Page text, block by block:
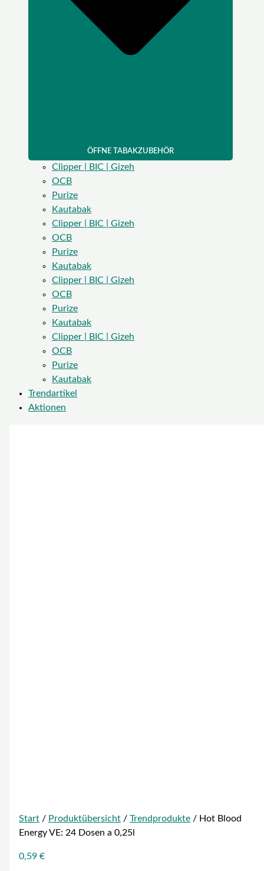
ÖFFNE TABAKZUBEHÖR
Clipper | BIC | Gizeh
OCB
Purize
Kautabak
Clipper | BIC | Gizeh
OCB
Purize
Kautabak
Clipper | BIC | Gizeh
OCB
Purize
Kautabak
Clipper | BIC | Gizeh
OCB
Purize
Kautabak
Trendartikel
Aktionen
Start/ Produktübersicht/ Trendprodukte/ Hot Blood
Energy VE: 24 Dosen a 0,25l
0,59 €